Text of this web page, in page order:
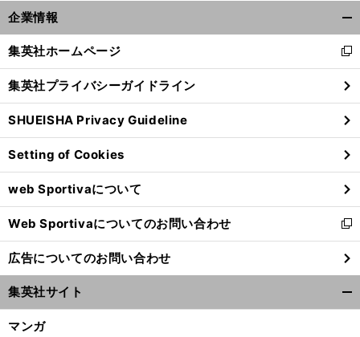
企業情報
閉
る
集英社ホームページ
新
し
い
ウ
ィ
ン
ド
ウ
で
開
く
集英社プライバシーガイドライン
SHUEISHA Privacy Guideline
Setting of Cookies
web Sportivaについて
Web Sportivaについてのお問い合わせ
新
し
い
ウ
ィ
ン
広告についてのお問い合わせ
集英社サイト
マンガ